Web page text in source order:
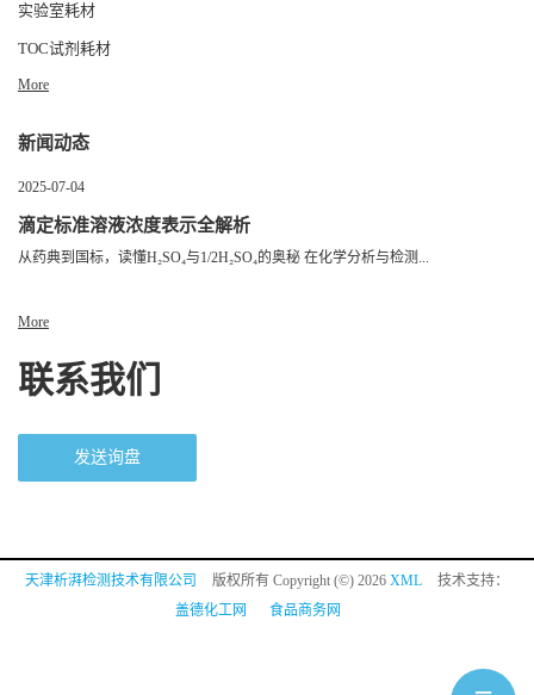
实验室耗材
TOC试剂耗材
More
新闻动态
2025-07-04
滴定标准溶液浓度表示全解析
从药典到国标，读懂H₂SO₄与1/2H₂SO₄的奥秘 在化学分析与检测...
More
联系我们
发送询盘
天津析湃检测技术有限公司 版权所有 Copyright (©) 2026 XML
技术支持：
盖德化工网
食品商务网